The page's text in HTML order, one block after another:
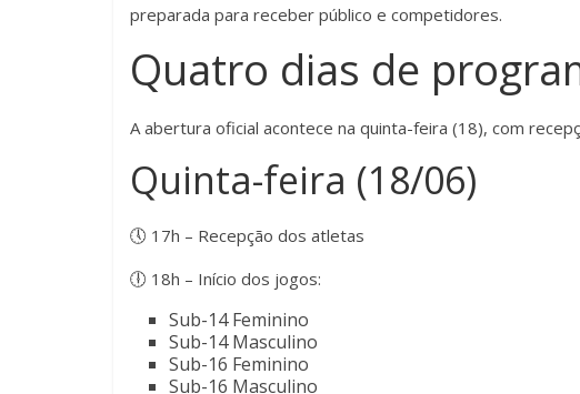
preparada para receber público e competidores.
Quatro dias de
A abertura oficial acontece na quinta-feira (18), com
Quinta-feira (18/06)
🕔 17h – Recepção dos atletas
🕕 18h – Início dos jogos:
Sub-14 Feminino
Sub-14 Masculino
Sub-16 Feminino
Sub-16 Masculino